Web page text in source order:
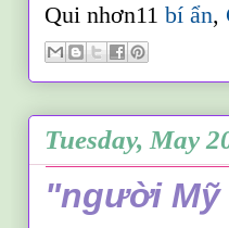
Qui nhơn11bí ẩn,
Tuesday, May
"người